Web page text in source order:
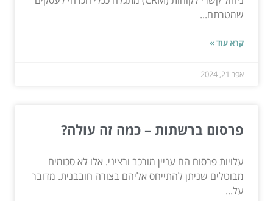
שמטרתם...
קרא עוד »
אפר 21, 2024
פרסום ברשתות – כמה זה עולה?
עלויות פרסום הם עניין מורכב ורציני. אלו לא סכומים
מבוטלים שניתן להתייחס אליהם בצורה חובבנית. מדובר
על...